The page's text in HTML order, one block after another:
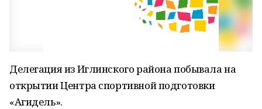
Делегация из Иглинского района побывала на
открытии Центра спортивной подготовки
«Агидель».